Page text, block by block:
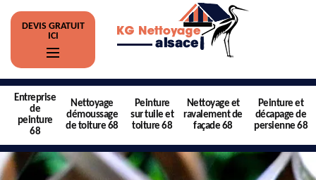
DEVIS GRATUIT
ICI
Entreprise
de
peinture
68
Nettoyage
démoussage
de toiture 68
Peinture
sur tuile et
toiture 68
Nettoyage et
ravalement de
façade 68
Peinture et
décapage de
persienne 68